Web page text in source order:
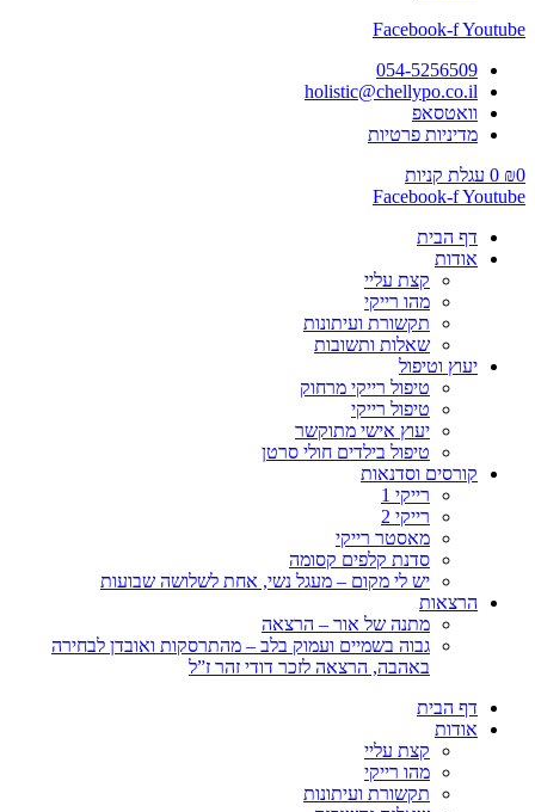
Facebook-fYoutube
054-5256509
holistic@chellypo.co.il
וואטסאפ
מדיניות פרטיות
₪0
0 עגלת קניות
Facebook-fYoutube
דף הבית
אודות
קצת עליי
מהו רייקי
תקשורת ועיתונות
שאלות ותשובות
יעוץ וטיפול
טיפול רייקי מרחוק
טיפול רייקי
יעוץ אישי מתוקשר
טיפול בילדים חולי סרטן
קורסים וסדנאות
רייקי 1
רייקי 2
מאסטר רייקי
סדנת קלפים קסומה
יש לי מקום – מעגל נשי, אחת לשלושה שבועות
הרצאות
מתנה של אור – הרצאה
גבוה בשמיים ועמוק בלב – מהתרסקות ואובדן לבחירה
באהבה, הרצאה לזכר דודי זהר ז”ל
דף הבית
אודות
קצת עליי
מהו רייקי
תקשורת ועיתונות